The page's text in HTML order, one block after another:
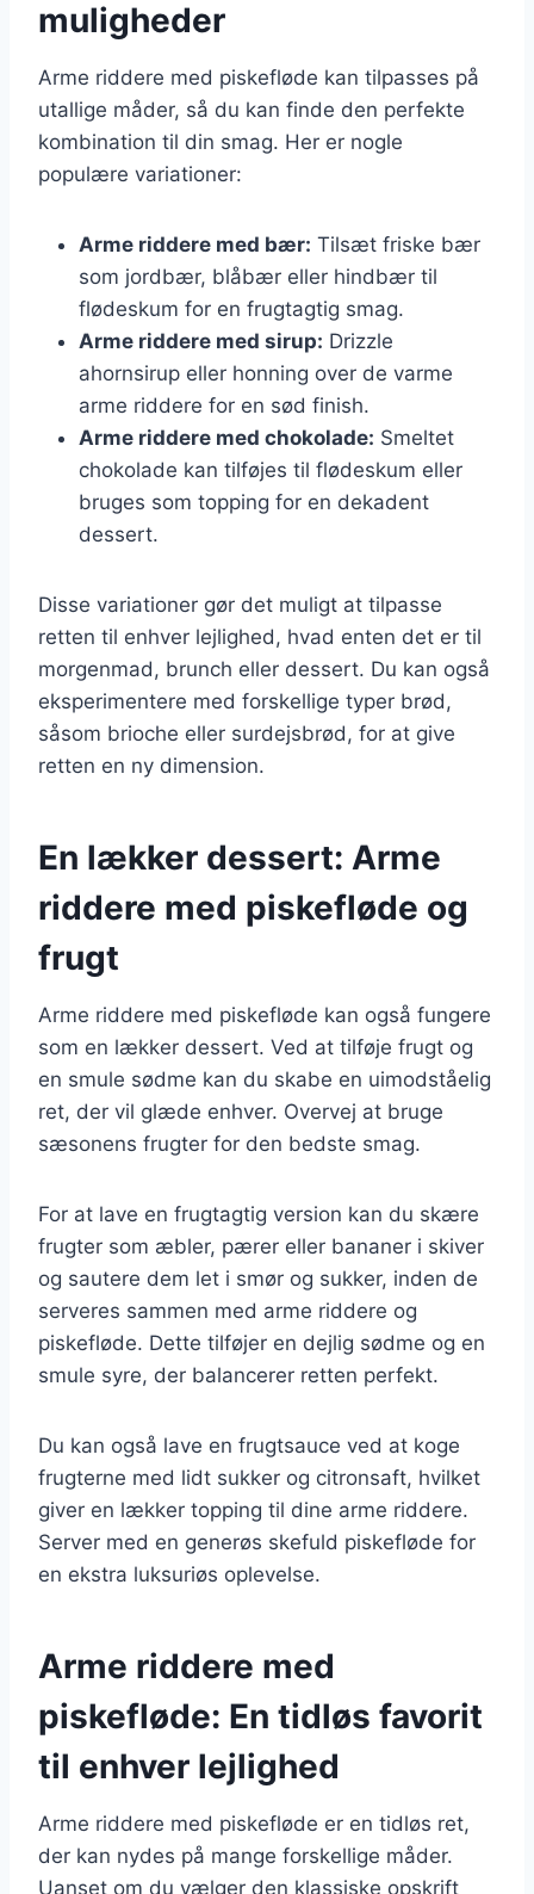
muligheder
Arme riddere med piskefløde kan tilpasses på
utallige måder, så du kan finde den perfekte
kombination til din smag. Her er nogle
populære variationer:
Arme riddere med bær: Tilsæt friske bær
som jordbær, blåbær eller hindbær til
flødeskum for en frugtagtig smag.
Arme riddere med sirup: Drizzle
ahornsirup eller honning over de varme
arme riddere for en sød finish.
Arme riddere med chokolade: Smeltet
chokolade kan tilføjes til flødeskum eller
bruges som topping for en dekadent
dessert.
Disse variationer gør det muligt at tilpasse
retten til enhver lejlighed, hvad enten det er til
morgenmad, brunch eller dessert. Du kan også
eksperimentere med forskellige typer brød,
såsom brioche eller surdejsbrød, for at give
retten en ny dimension.
En lækker dessert: Arme
riddere med piskefløde og
frugt
Arme riddere med piskefløde kan også fungere
som en lækker dessert. Ved at tilføje frugt og
en smule sødme kan du skabe en uimodståelig
ret, der vil glæde enhver. Overvej at bruge
sæsonens frugter for den bedste smag.
For at lave en frugtagtig version kan du skære
frugter som æbler, pærer eller bananer i skiver
og sautere dem let i smør og sukker, inden de
serveres sammen med arme riddere og
piskefløde. Dette tilføjer en dejlig sødme og en
smule syre, der balancerer retten perfekt.
Du kan også lave en frugtsauce ved at koge
frugterne med lidt sukker og citronsaft, hvilket
giver en lækker topping til dine arme riddere.
Server med en generøs skefuld piskefløde for
en ekstra luksuriøs oplevelse.
Arme riddere med
piskefløde: En tidløs favorit
til enhver lejlighed
Arme riddere med piskefløde er en tidløs ret,
der kan nydes på mange forskellige måder.
Uanset om du vælger den klassiske opskrift